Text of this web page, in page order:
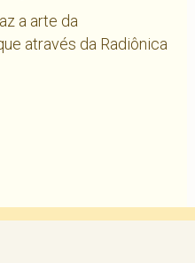
a arte da
através da Radiônica